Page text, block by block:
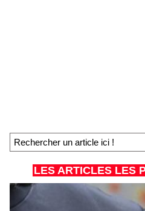
LES ARTICLES LES